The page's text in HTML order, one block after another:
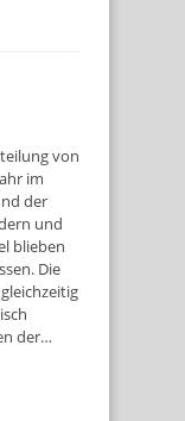
von
im
der
und
blieben
Die
der…